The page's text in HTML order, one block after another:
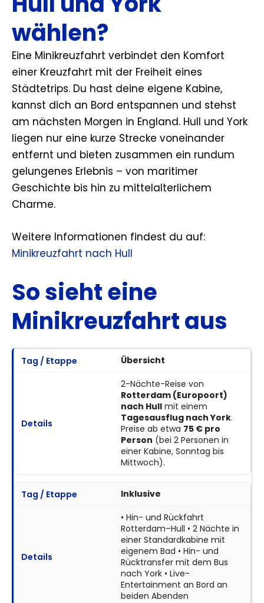
wählen?
Eine Minikreuzfahrt verbindet den Komfort
einer Kreuzfahrt mit der Freiheit eines
Städtetrips. Du hast deine eigene Kabine,
kannst dich an Bord entspannen und stehst
am nächsten Morgen in England. Hull und York
liegen nur eine kurze Strecke voneinander
entfernt und bieten zusammen ein rundum
gelungenes Erlebnis – von maritimer
Geschichte bis hin zu mittelalterlichem
Charme.
Weitere Informationen findest du auf:
Minikreuzfahrt nach Hull
So sieht eine
Minikreuzfahrt aus
Übersicht
2-Nächte-Reise von
Rotterdam (Europoort)
nach Hullmit einem
Tagesausflug nach York.
Preise ab etwa 75 € pro
Person (bei 2 Personen in
einer Kabine, Sonntag bis
Mittwoch).
Inklusive
• Hin- und Rückfahrt
Rotterdam–Hull • 2 Nächte in
einer Standardkabine mit
eigenem Bad • Hin- und
Rücktransfer mit dem Bus
nach York • Live-
Entertainment an Bord an
beiden Abenden